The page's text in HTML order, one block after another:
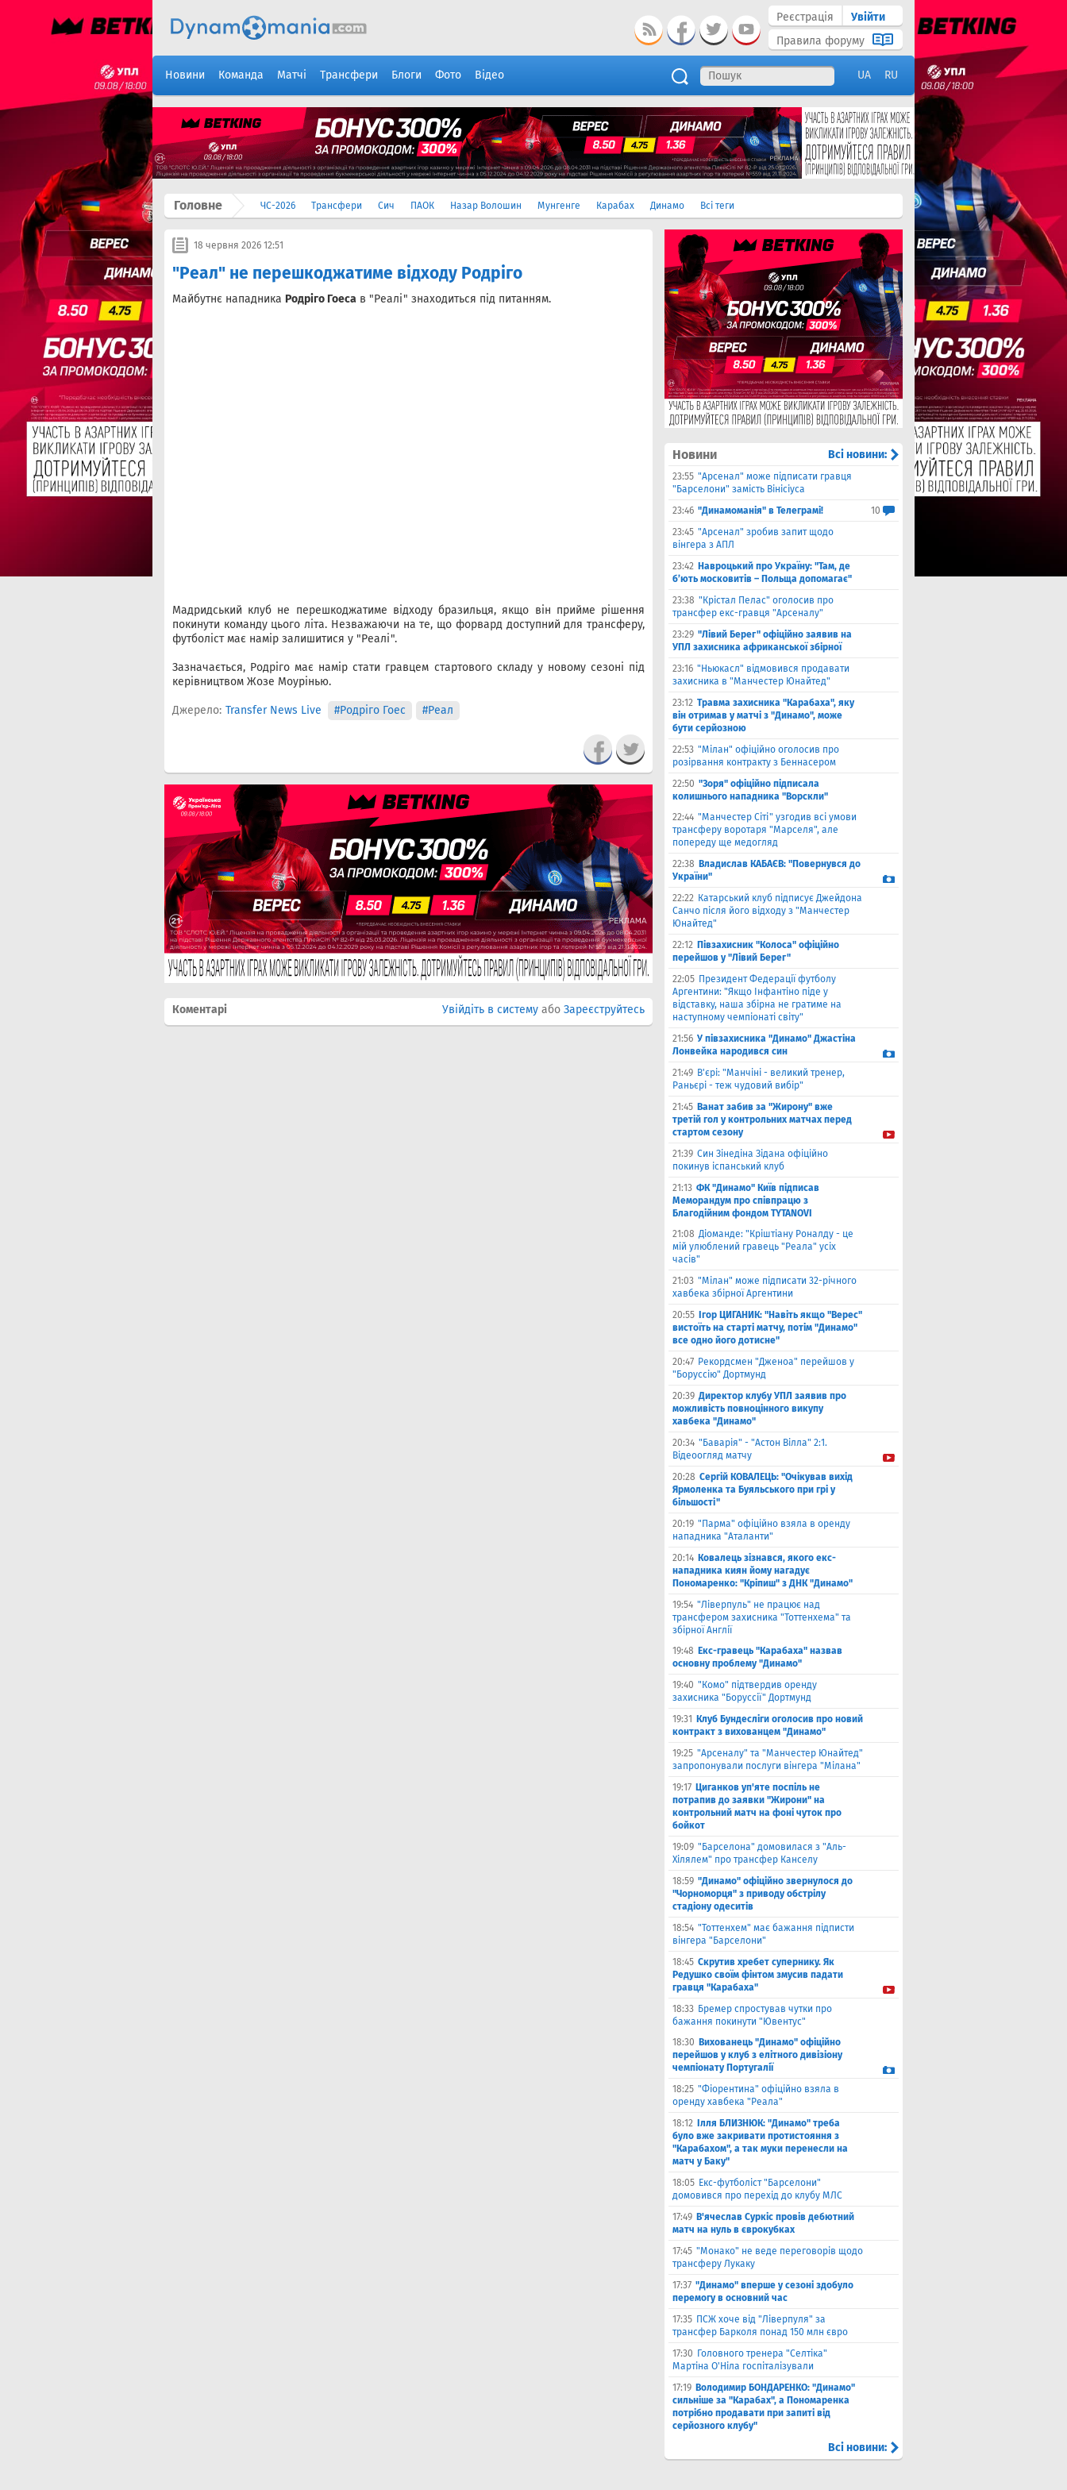
Реєстрація
Увійти
Правила форуму
Новини Команда Матчі Трансфери Блоги Фото Відео UA RU
Головне ЧС-2026 Трансфери Сич ПАОК Назар Волошин Мунгенге Карабах Динамо Всі теги
18 червня 2026 12:51
"Реал" не перешкоджатиме відходу Родріго
Майбутнє нападника Родріго Гоеса в "Реалі" знаходиться під питанням.
Мадридський клуб не перешкоджатиме відходу бразильця, якщо він прийме рішення
покинути команду цього літа. Незважаючи на те, що форвард доступний для трансферу,
футболіст має намір залишитися у "Реалі".
Зазначається, Родріго має намір стати гравцем стартового складу у новому сезоні під
керівництвом Жозе Моурінью.
Джерело: Transfer News Live #Родріго Гоес #Реал
Коментарі Увійдіть в систему або Зареєструйтесь
Новини Всі новини:
23:55 "Арсенал" може підписати гравця
"Барселони" замість Вінісіуса
23:46 "Динамоманія" в Телеграмі!
10
23:45 "Арсенал" зробив запит щодо
вінгера з АПЛ
23:42 Навроцький про Україну: "Там, де
б’ють московитів – Польща допомагає"
23:38 "Крістал Пелас" оголосив про
трансфер екс-гравця "Арсеналу"
23:29 "Лівий Берег" офіційно заявив на
УПЛ захисника африканської збірної
23:16 "Ньюкасл" відмовився продавати
захисника в "Манчестер Юнайтед"
23:12 Травма захисника "Карабаха", яку
він отримав у матчі з "Динамо", може
бути серйозною
22:53 "Мілан" офіційно оголосив про
розірвання контракту з Беннасером
22:50 "Зоря" офіційно підписала
колишнього нападника "Ворскли"
22:44 "Манчестер Сіті" узгодив всі умови
трансферу воротаря "Марселя", але
попереду ще медогляд
22:38 Владислав КАБАЄВ: "Повернувся до
України"
22:22 Катарський клуб підписує Джейдона
Санчо після його відходу з "Манчестер
Юнайтед"
22:12 Півзахисник "Колоса" офіційно
перейшов у "Лівий Берег"
22:05 Президент Федерації футболу
Аргентини: "Якщо Інфантіно піде у
відставку, наша збірна не гратиме на
наступному чемпіонаті світу"
21:56 У півзахисника "Динамо" Джастіна
Лонвейка народився син
21:49 В'єрі: "Манчіні - великий тренер,
Раньєрі - теж чудовий вибір"
21:45 Ванат забив за "Жирону" вже
третій гол у контрольних матчах перед
стартом сезону
21:39 Син Зінедіна Зідана офіційно
покинув іспанський клуб
21:13 ФК "Динамо" Київ підписав
Меморандум про співпрацю з
Благодійним фондом TYTANOVI
21:08 Діоманде: "Кріштіану Роналду - це
мій улюблений гравець "Реала" усіх
часів"
21:03 "Мілан" може підписати 32-річного
хавбека збірної Аргентини
20:55
Ігор ЦИГАНИК: "Навіть якщо "Верес"
вистоїть на старті матчу, потім "Динамо"
все одно його дотисне"
20:47 Рекордсмен "Дженоа" перейшов у
"Боруссію" Дортмунд
20:39 Директор клубу УПЛ заявив про
можливість повноцінного викупу
хавбека "Динамо"
20:34 "Баварія" - "Астон Вілла" 2:1.
Відеоогляд матчу
20:28 Сергій КОВАЛЕЦЬ: "Очікував вихід
Ярмоленка та Буяльського при грі у
більшості"
20:19 "Парма" офіційно взяла в оренду
нападника "Аталанти"
20:14 Ковалець зізнався, якого екс-
нападника киян йому нагадує
Пономаренко: "Кріпиш" з ДНК "Динамо"
19:54 "Ліверпуль" не працює над
трансфером захисника "Тоттенхема" та
збірної Англії
19:48 Екс-гравець "Карабаха" назвав
основну проблему "Динамо"
19:40 "Комо" підтвердив оренду
захисника "Боруссії" Дортмунд
19:31
Клуб Бундесліги оголосив про новий
контракт з вихованцем "Динамо"
19:25 "Арсеналу" та "Манчестер Юнайтед"
запропонували послуги вінгера "Мілана"
19:17 Циганков уп'яте поспіль не
потрапив до заявки "Жирони" на
контрольний матч на фоні чуток про
бойкот
19:09 "Барселона" домовилася з "Аль-
Хілялем" про трансфер Канселу
18:59 "Динамо" офіційно звернулося до
"Чорноморця" з приводу обстрілу
стадіону одеситів
18:54 "Тоттенхем" має бажання підписти
вінгера "Барселони"
18:45 Скрутив хребет супернику. Як
Редушко своїм фінтом змусив падати
гравця "Карабаха"
18:33 Бремер спростував чутки про
бажання покинути "Ювентус"
18:30 Вихованець "Динамо" офіційно
перейшов у клуб з елітного дивізіону
чемпіонату Португалії
18:25 "Фіорентина" офіційно взяла в
оренду хавбека "Реала"
18:12
Ілля БЛИЗНЮК: "Динамо" треба
було вже закривати протистояння з
"Карабахом", а так муки перенесли на
матч у Баку"
18:05 Екс-футболіст "Барселони"
домовився про перехід до клубу МЛС
17:49 В'ячеслав Суркіс провів дебютний
матч на нуль в єврокубках
17:45 "Монако" не веде переговорів щодо
трансферу Лукаку
17:37 "Динамо" вперше у сезоні здобуло
перемогу в основний час
17:35 ПСЖ хоче від "Ліверпуля" за
трансфер Барколя понад 150 млн євро
17:30 Головного тренера "Селтіка"
Мартіна О'Ніла госпіталізували
17:19 Володимир БОНДАРЕНКО: "Динамо"
сильніше за "Карабах", а Пономаренка
потрібно продавати при запиті від
серйозного клубу"
Всі новини: